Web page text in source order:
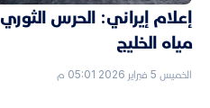
إعلام إيراني: الحرس
مياه الخليج
الخميس 5 فبراير 2026 05:01 م